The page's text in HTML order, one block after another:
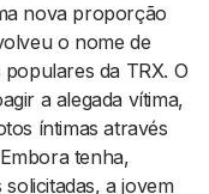
nova proporção
o nome de
populares da TRX. O
a alegada vítima,
íntimas através
tenha,
a jovem